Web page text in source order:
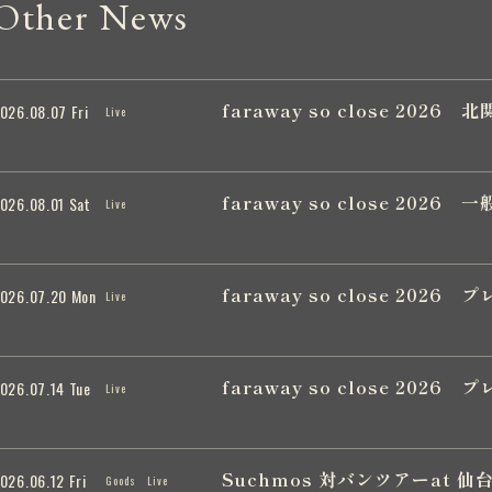
News
Fri Live faraway so close 2026 北関
Sat Live faraway so close 2026 一般
Mon Live faraway so close 2026 プレ
Tue Live faraway so close 2026 プレ
Fri Goods Live Suchmos 対バンツアーat 仙